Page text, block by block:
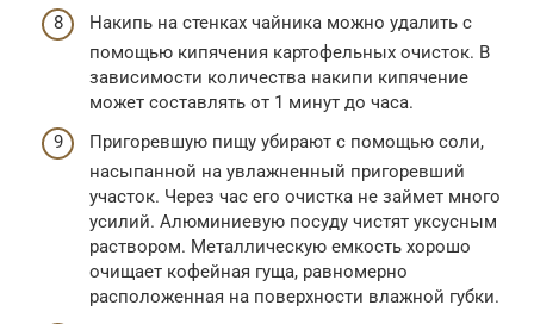
Накипь на стенках чайника можно удалить с
помощью кипячения картофельных очисток. В
зависимости количества накипи кипячение
может составлять от 1 минут до часа.
Пригоревшую пищу убирают с помощью соли,
насыпанной на увлажненный пригоревший
участок. Через час его очистка не займет много
усилий. Алюминиевую посуду чистят уксусным
раствором. Металлическую емкость хорошо
очищает кофейная гуща, равномерно
расположенная на поверхности влажной губки.